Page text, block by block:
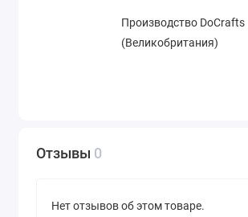
Производство DoCrafts
(Великобритания)
Отзывы 0
Нет отзывов об этом товаре.